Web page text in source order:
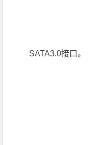
SATA3.0接口。